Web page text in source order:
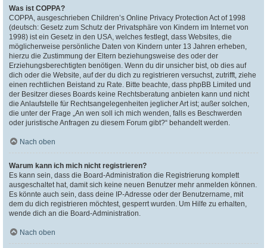
Was ist COPPA?
COPPA, ausgeschrieben Children’s Online Privacy Protection Act of 1998
(deutsch: Gesetz zum Schutz der Privatsphäre von Kindern im Internet von
1998) ist ein Gesetz in den USA, welches festlegt, dass Websites, die
möglicherweise persönliche Daten von Kindern unter 13 Jahren erheben,
hierzu die Zustimmung der Eltern beziehungsweise des oder der
Erziehungsberechtigten benötigen. Wenn du dir unsicher bist, ob dies auf
dich oder die Website, auf der du dich zu registrieren versuchst, zutrifft, ziehe
einen rechtlichen Beistand zu Rate. Bitte beachte, dass phpBB Limited und
der Besitzer dieses Boards keine Rechtsberatung anbieten kann und nicht
die Anlaufstelle für Rechtsangelegenheiten jeglicher Art ist; außer solchen,
die unter der Frage „An wen soll ich mich wenden, falls es Beschwerden
oder juristische Anfragen zu diesem Forum gibt?“ behandelt werden.
Nach oben
Warum kann ich mich nicht registrieren?
Es kann sein, dass die Board-Administration die Registrierung komplett
ausgeschaltet hat, damit sich keine neuen Benutzer mehr anmelden können.
Es könnte auch sein, dass deine IP-Adresse oder der Benutzername, mit
dem du dich registrieren möchtest, gesperrt wurden. Um Hilfe zu erhalten,
wende dich an die Board-Administration.
Nach oben